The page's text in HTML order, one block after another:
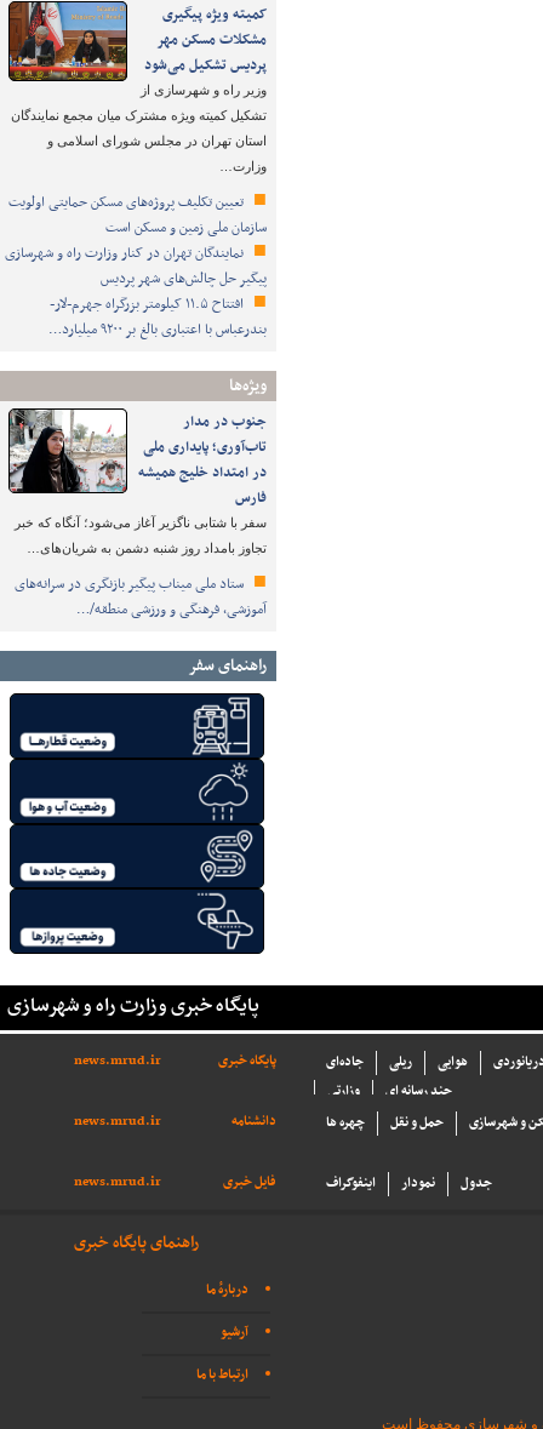
کمیته ویژه پیگیری
مشکلات مسکن مهر
پردیس تشکیل می‌شود
وزیر راه و شهرسازی از
تشکیل کمیته ویژه مشترک میان مجمع نمایندگان
استان تهران در مجلس شورای اسلامی و
وزارت…
تعیین تکلیف پروژه‌های مسکن حمایتی اولویت
سازمان ملی زمین و مسکن است
نمایندگان تهران در کنار وزارت راه و شهرسازی
پیگیر حل چالش‌های شهر پردیس
افتتاح ۱۱.۵ کیلومتر بزرگراه جهرم-لار-
بندرعباس با اعتباری بالغ بر ۹۲۰۰ میلیارد…
ویژه‌ها
جنوب در مدار
تاب‌آوری؛ پایداری ملی
در امتداد خلیج همیشه
فارس
سفر با شتابی ناگزیر آغاز می‌شود؛ آنگاه که خبر
تجاوز بامداد روز شنبه دشمن به شریان‌های…
ستاد ملی میناب پیگیر بازنگری در سرانه‌های
آموزشی، فرهنگی و ورزشی منطقه/…
راهنمای سفر
پایگاه خبری وزارت راه و شهرسازی
پایگاه خبری news.mrud.ir جاده‌ای ریلی هوایی
وزارتی
چند رسانه ای
دانشنامه
news.mrud.ir چهره ها حمل و نقل و شهرسازی
فایل خبری news.mrud.ir اینفوگراف نمودار جدول
راهنمای پایگاه خبری
دربارهٔ ما
آرشیو
ارتباط با ما
و شهرسازی محفوظ است